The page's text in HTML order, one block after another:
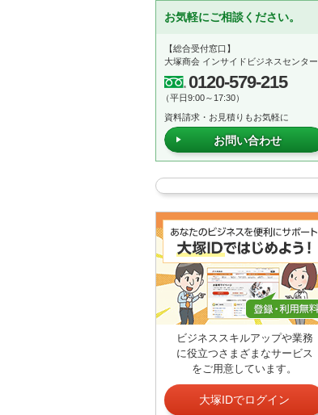
お気軽にご相談ください。
【総合受付窓口】
大塚商会 インサイドビジネスセンター
0120-579-215
（平日9:00～17:30）
資料請求・お見積りもお気軽に
お問い合わせ
ビジネススキルアップや業務
に役立つさまざまなサービス
をご用意しています。
大塚IDでログイン